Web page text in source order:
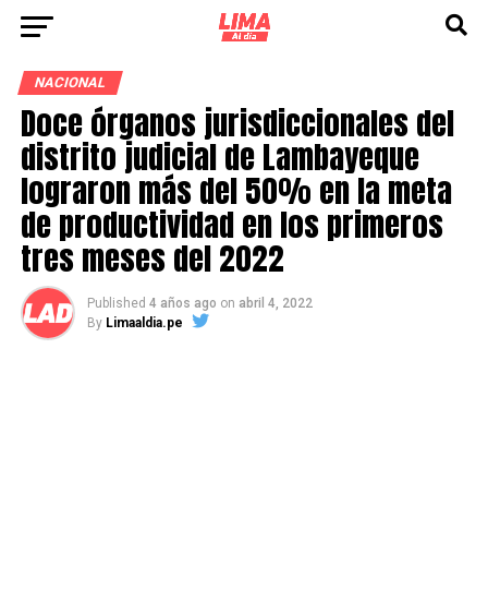
NACIONAL
Doce órganos jurisdiccionales del
distrito judicial de Lambayeque
lograron más del 50% en la meta
de productividad en los primeros
tres meses del 2022
Published 4 años ago on abril 4, 2022
By Limaaldia.pe